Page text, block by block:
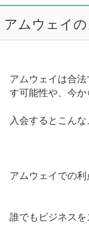
アムウェイ
アムウェイは合
す可能性や、今か
入会するとこんな
アムウェイでの利
誰でもビジネスを